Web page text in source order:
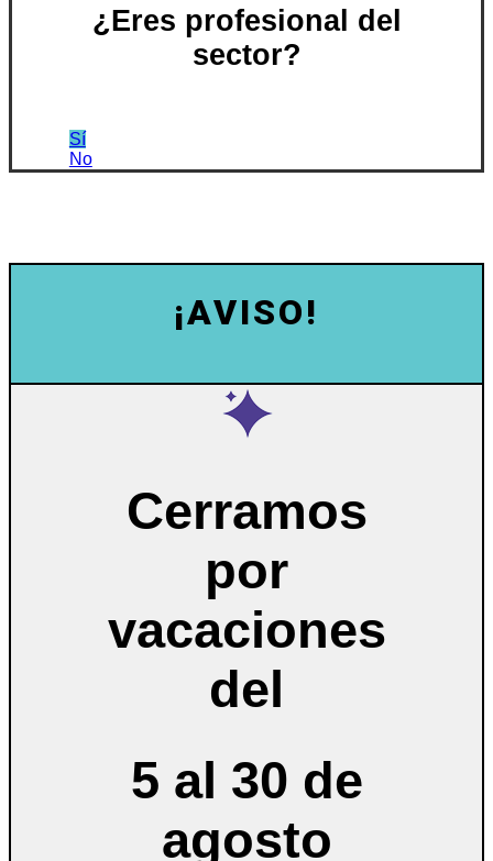
¿Eres profesional del
sector?
Sí
No
¡AVISO!
Cerramos
por
vacaciones
del
5 al 30 de
agosto